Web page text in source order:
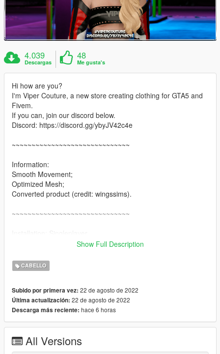
4.039
Descargas
48
Me gusta's
Hi how are you?
I'm Viper Couture, a new store creating clothing for GTA5 and
Fivem.
If you can, join our discord below.
Discord: https://discord.gg/ybyJV42c4e
~~~~~~~~~~~~~~~~~~~~~~~~~~~~~~
Information:
Smooth Movement;
Optimized Mesh;
Converted product (credit: wingssims).
~~~~~~~~~~~~~~~~~~~~~~~~~~~~~~
3. Drag and drop files here:
update\x64\dlcpacks\mpgunrunning\dlc.rpf\x64\models\cdimag
nning_01
Installation: FiveM
1. Drag & Drop files to your "stream" folder
custom-clothes/167805
Show Full Description
CABELLO
Subido por primera vez: 22 de agosto de 2022
Última actualización: 22 de agosto de 2022
Descarga más reciente: hace 6 horas
All Versions